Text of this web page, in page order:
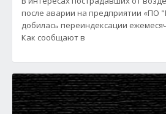
после аварии на предприятии «ПО
добилась переиндексации
Как сообщают в